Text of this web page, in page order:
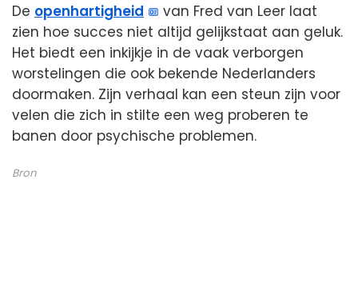
De openhartigheid
van Fred van Leer laat
zien hoe succes niet altijd gelijkstaat aan geluk.
Het biedt een inkijkje in de vaak verborgen
worstelingen die ook bekende Nederlanders
doormaken. Zijn verhaal kan een steun zijn voor
velen die zich in stilte een weg proberen te
banen door psychische problemen.
Bron